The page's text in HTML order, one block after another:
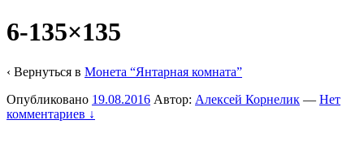
6-135×135
‹ Вернуться в Монета “Янтарная комната”
Опубликовано 19.08.2016 Автор: Алексей Корнелик — Нет
комментариев ↓